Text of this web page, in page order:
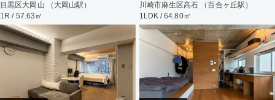
目黒区大岡山 （大岡山駅）
1R / 57.63㎡
川崎市麻生区高石 （百合ヶ丘駅）
1LDK / 64.80㎡